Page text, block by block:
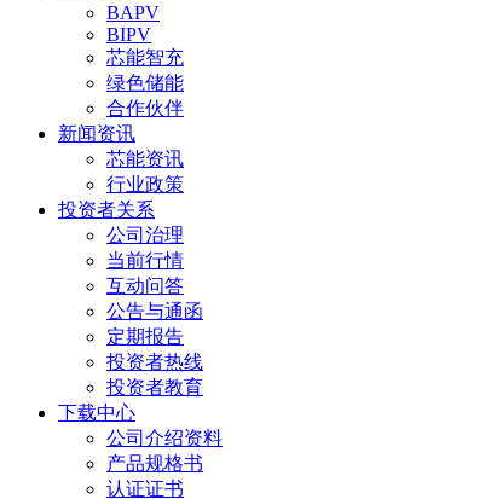
BAPV
BIPV
芯能智充
绿色储能
合作伙伴
新闻资讯
芯能资讯
行业政策
投资者关系
公司治理
当前行情
互动问答
公告与通函
定期报告
投资者热线
投资者教育
下载中心
公司介绍资料
产品规格书
认证证书